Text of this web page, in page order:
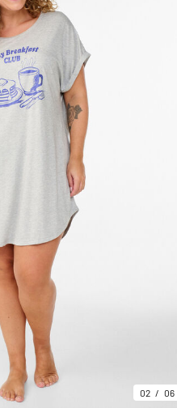
02 06